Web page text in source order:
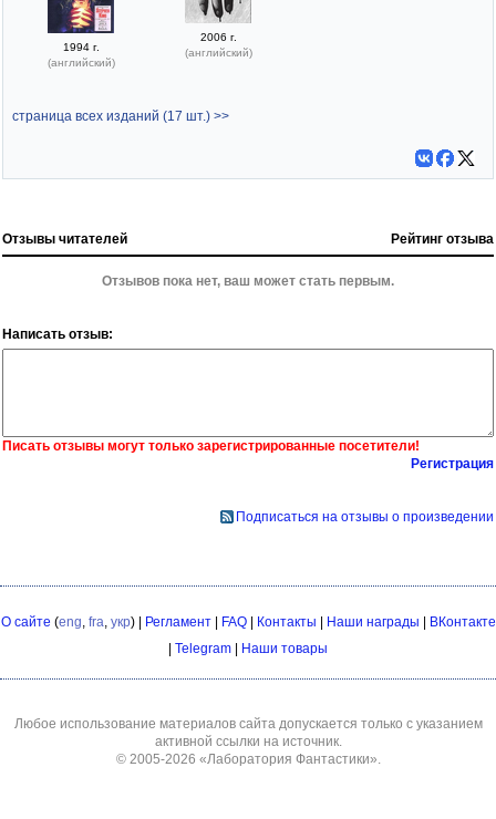
1994 г.
(английский)
2006 г.
(английский)
страница всех изданий (17 шт.) >>
Отзывы читателей Рейтинг отзыва
Отзывов пока нет, ваш может стать первым.
Написать отзыв:
Писать отзывы могут только зарегистрированные посетители!
Регистрация
Подписаться на отзывы о произведении
О сайте (eng fra укр) | Регламент| FAQ| Контакты | Наши награды | ВКонтакте
| Telegram | Наши товары
Любое использование материалов сайта допускается только с указанием
активной ссылки на источник.
© 2005-2026 «Лаборатория Фантастики»